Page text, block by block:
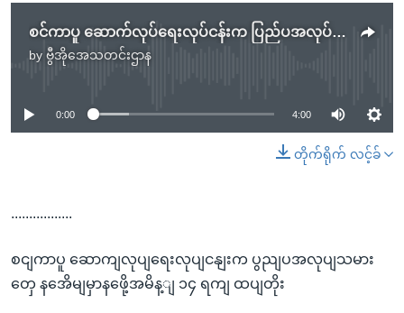
စင်ကာပူ ဆောက်လုပ်ရေးလုပ်ငန်းက ပြည်ပအလုပ်သမားတွေ နေအိမ်မှာနေဖို့အမိန့် ၁၄ ရက် ထပ်တိုး
by ဗွီအိုအေသတင်းဌာန
No media source currently available
0:00 4:00
တိုက်ရိုက် လင့်ခ်
.................
စငျကာပူ ဆောကျလုပျရေးလုပျငနျးက ပွညျပအလုပျသမား
တှေ နအေိမျမှာနဖေို့အမိန့ျ ၁၄ ရကျ ထပျတိုး